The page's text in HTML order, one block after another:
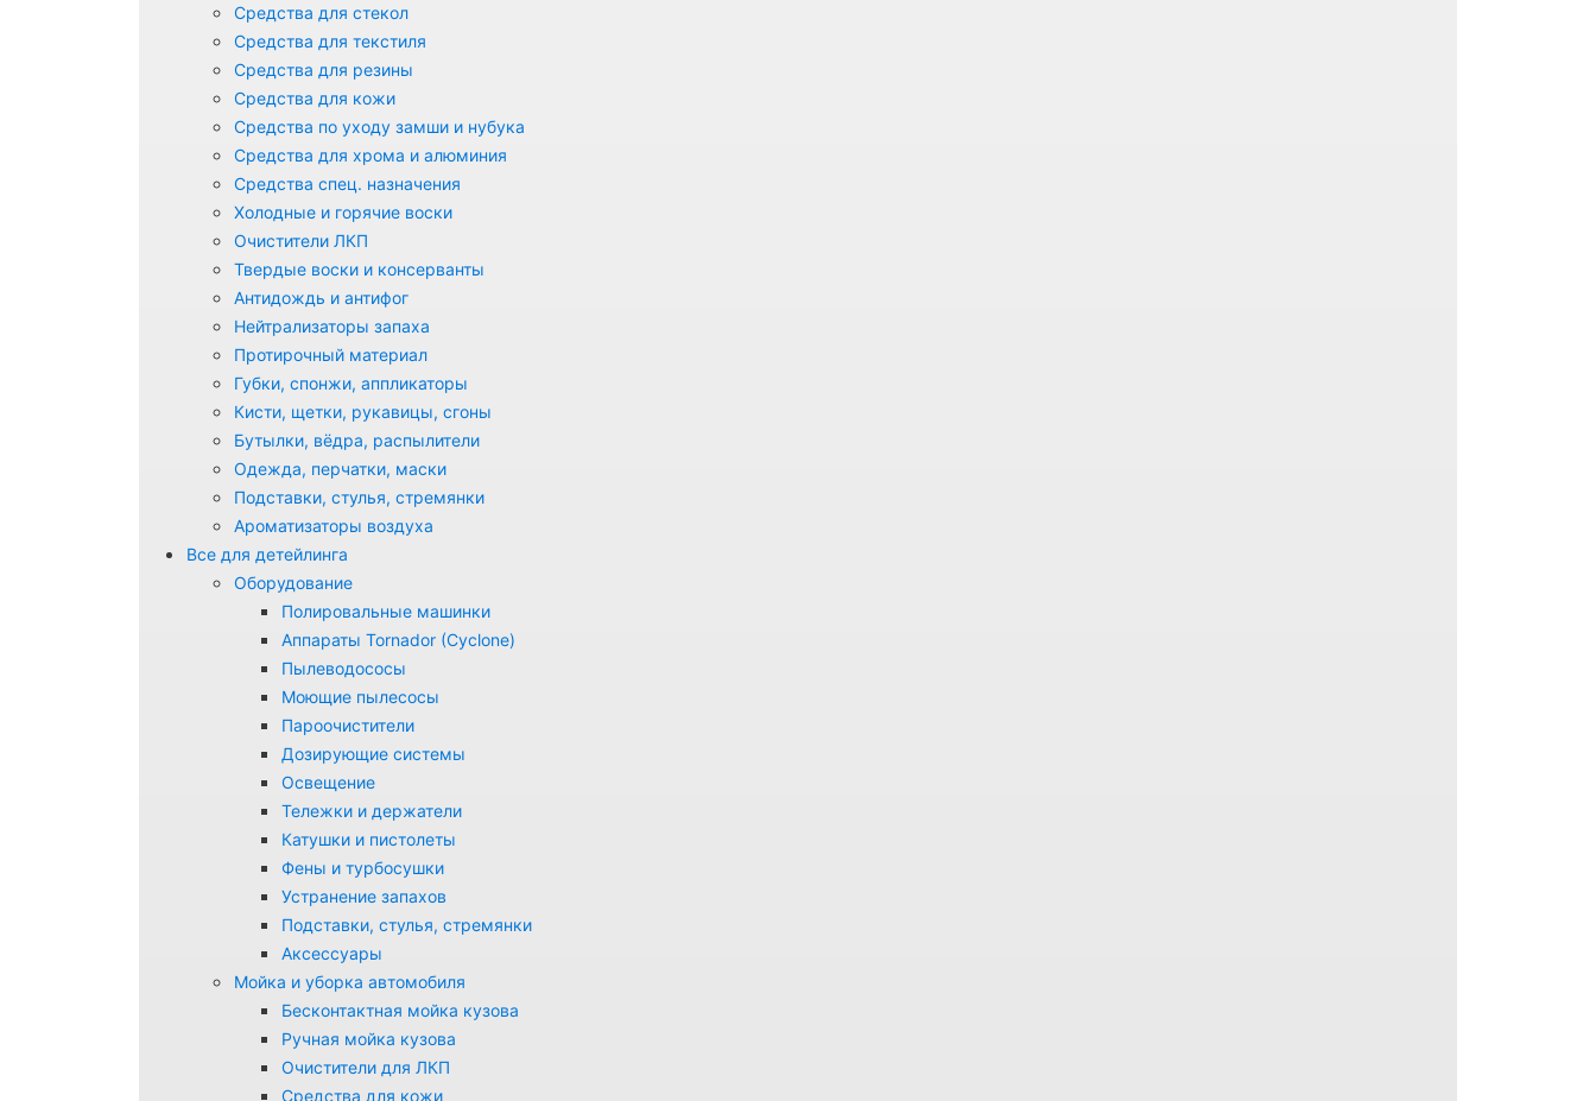
Средства для стекол
Средства для текстиля
Средства для резины
Средства для кожи
Средства по уходу замши и нубука
Средства для хрома и алюминия
Средства спец. назначения
Холодные и горячие воски
Очистители ЛКП
Твердые воски и консерванты
Антидождь и антифог
Нейтрализаторы запаха
Протирочный материал
Губки, спонжи, аппликаторы
Кисти, щетки, рукавицы, сгоны
Бутылки, вёдра, распылители
Одежда, перчатки, маски
Подставки, стулья, стремянки
Ароматизаторы воздуха
Все для детейлинга
Оборудование
Полировальные машинки
Аппараты Tornador (Cyclone)
Пылеводососы
Моющие пылесосы
Пароочистители
Дозирующие системы
Освещение
Тележки и держатели
Катушки и пистолеты
Фены и турбосушки
Устранение запахов
Подставки, стулья, стремянки
Аксессуары
Мойка и уборка автомобиля
Бесконтактная мойка кузова
Ручная мойка кузова
Очистители для ЛКП
Средства для кожи